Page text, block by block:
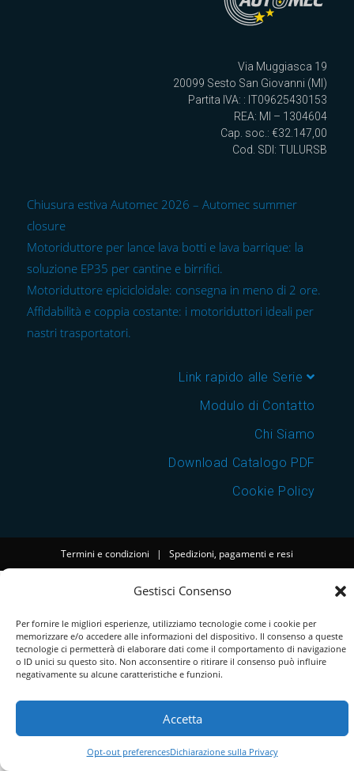
Gestisci Consenso
Per fornire le migliori esperienze, utilizziamo tecnologie come i cookie per
memorizzare e/o accedere alle informazioni del dispositivo. Il consenso a queste
tecnologie ci permetterà di elaborare dati come il comportamento di navigazione
o ID unici su questo sito. Non acconsentire o ritirare il consenso può influire
negativamente su alcune caratteristiche e funzioni.
Accetta
Opt-out preferencesDichiarazione sulla Privacy
Via Muggiasca 19
20099 Sesto San Giovanni (MI)
Partita IVA: : IT09625430153
REA: MI – 1304604
Cap. soc.: €32.147,00
Cod. SDI: TULURSB
Chiusura estiva Automec 2026 – Automec summer
closure
Motoriduttore per lance lava botti e lava barrique: la
soluzione EP35 per cantine e birrifici.
Motoriduttore epicicloidale: consegna in meno di 2 ore.
Affidabilità e coppia costante: i motoriduttori ideali per
nastri trasportatori.
Link rapido alle Serie
Modulo di Contatto
Chi Siamo
Download Catalogo PDF
Cookie Policy
Termini e condizioni | Spedizioni, pagamenti e resi